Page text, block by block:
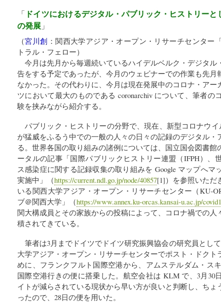
「 ドイツにおけるデジタル・パブリック・ヒストリー
の発展 」
（宮川創 ：関西大学アジア・オープン・リサーチセンター
トラル・フェロー）
今月は先月から毎週続いているハイデルベルク・デジタル
告をする予定であったが、今月のウェビナーでの作業も先月
なかった。その代わりに、今月は現在発展中のコロナ・ア
ツにおいて最大のものである coronarchiv について、筆者の
験を挟みながら紹介する。
パブリック・ヒストリーの分野で、現在、新型コロナウ
が猛威をふるう中での一般の人々の日々の記録のデジタル
る。世界各国の取り組みの諸例については、国立国会図書
ータルの記事「国際パブリックヒストリー連盟（IFPH）、
ス感染症に関する記録収集の取り組みを Google マップへマ
実施中」（https://current.ndl.go.jp/node/40857[1]）を参照いただ
いる関西大学アジア・オープン・リサーチセンター（KU-
ブ＠関西大学」（https://www.annex.ku-orcas.kansai-u.ac.jp/
関大構成員とその家族からの投稿によって、コロナ禍での人
積されてきている。
筆者は3月までドイツでドイツ研究振興協会の研究員とし
大学アジア・オープン・リサーチセンターでポスト・ドク
めに、フランクフルト国際空港から、アムステルダム・ス
国際空港行きの便に搭乗した。航空会社は KLM で、3月30
イトが減らされている現状から早い方が良いと判断し、ち
ったので、28日の便を用いた。